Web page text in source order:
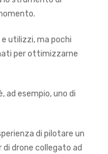
utilizzi, ma pochi
per ottimizzarne
ad esempio, uno di
di pilotare un
drone collegato ad